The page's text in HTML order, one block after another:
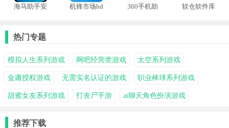
海马助手安
机锋市场hd
360手机助
软仓软件库
热门专题
模拟人生系列游戏 网吧经营类游戏 太空系列游戏
金庸授权游戏 无需实名认证的游戏 职业棒球系列游戏
甜蜜女友系列游戏 打丧尸手游 ai聊天角色扮演游戏
推荐下载